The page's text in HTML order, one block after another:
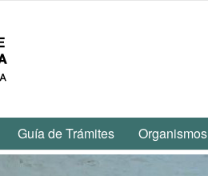
Guía de Trámites Organismos